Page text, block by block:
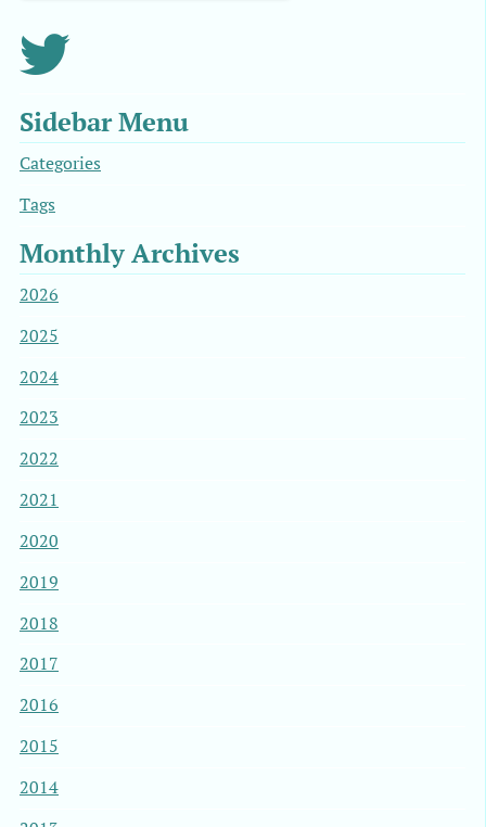
Sidebar Menu
Categories
Tags
Monthly Archives
2026
2025
2024
2023
2022
2021
2020
2019
2018
2017
2016
2015
2014